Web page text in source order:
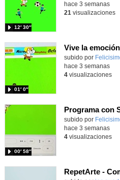
12′ 30″
hace 3 semanas
21 visualizaciones
Contenido
subido por
01′ 0″
hace 3 semanas
4visualizaciones
Contenido
subido por
00′ 58″
hace 3 semanas
4visualizaciones
RepetArte -